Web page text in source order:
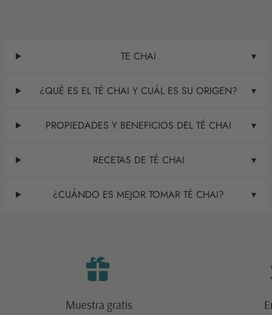
TE CHAI
¿QUÉ ES EL TÉ CHAI Y CUÁL ES SU ORIGEN?
PROPIEDADES Y BENEFICIOS DEL TÉ CHAI
RECETAS DE TÉ CHAI
¿CUÁNDO ES MEJOR TOMAR TÉ CHAI?
Muestra gratis